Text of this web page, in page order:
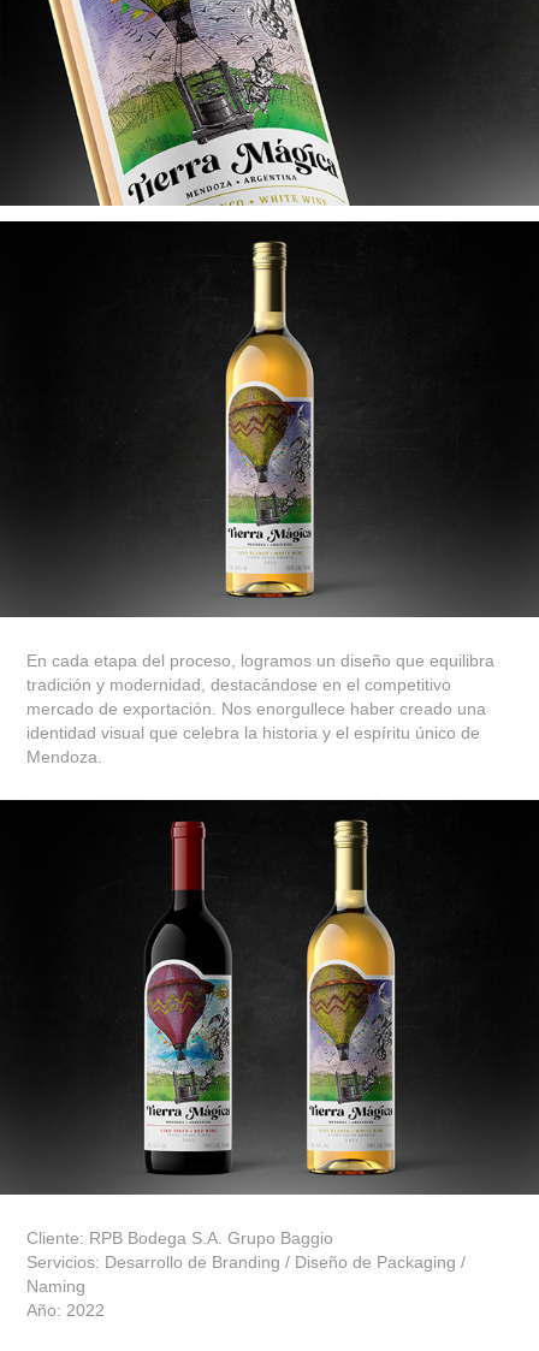
En cada etapa del proceso, logramos un diseño que equilibra
tradición y modernidad, destacándose en el competitivo
mercado de exportación. Nos enorgullece haber creado una
identidad visual que celebra la historia y el espíritu único de
Mendoza.
Cliente: RPB Bodega S.A. Grupo Baggio
Servicios: Desarrollo de Branding / Diseño de Packaging /
Naming
Año: 2022